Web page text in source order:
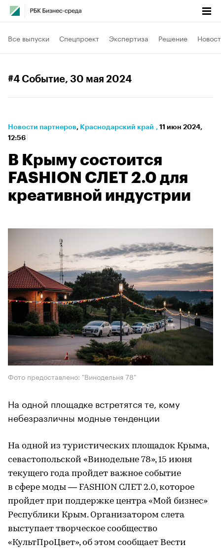
Все выпуски Спецпроект Экспертиза Решение
#4 Событие, 30 мая 2024
Новости партнеров⁠, Краснодарский край , 11 июн 2024,
12:56
В Крыму состоится
FASHION СЛЕТ 2.0 для
креативной индустрии
Фото предоставлено: "Винодельня 78"
На одной площадке встретятся те, кому
небезразличны модные тенденции
На одной из туристических площадок Крыма,
севастопольской «Винодельне 78», 15 июня
текущего года пройдет важное событие
в сфере моды — FASHION СЛЕТ 2.0, которое
пройдет при поддержке центра «Мой бизнес»
Республики Крым. Организатором слета
выступает творческое сообщество
«КультПроЦвет», об этом сообщает Вести